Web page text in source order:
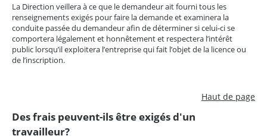
La Direction veillera à ce que le demandeur ait fourni tous les
renseignements exigés pour faire la demande et examinera la
conduite passée du demandeur afin de déterminer si celui-ci se
comportera légalement et honnêtement et respectera l’intérêt
public lorsqu’il exploitera l’entreprise qui fait l’objet de la licence ou
de l’inscription.
Haut de page
Des frais peuvent-ils être exigés d'un
travailleur?